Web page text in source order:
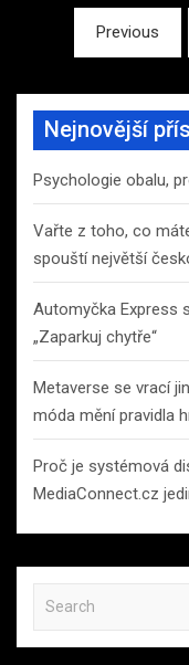
Stránkování
příspěvků
Previous
Nejnovější
Psychologie obalu,
Vařte z toho, co
spouští největší
Automyčka Express
„Zaparkuj chytře“
Metaverse se vrací
móda mění pravidla
Proč je systémová
MediaConnect.cz
a